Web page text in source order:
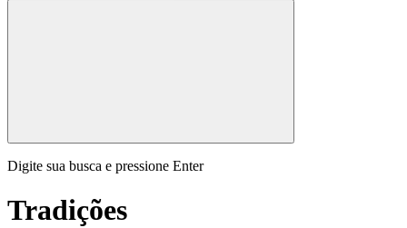
Digite sua busca e pressione Enter
Tradições